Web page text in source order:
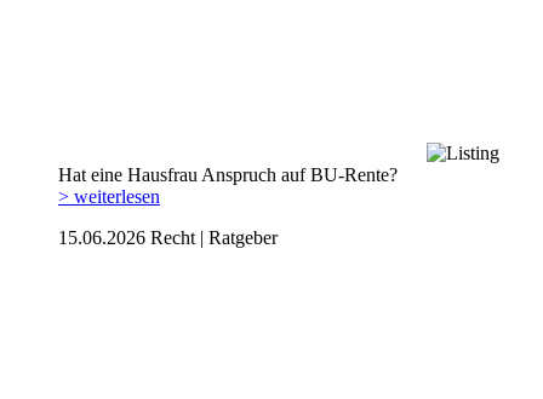
Hat eine Hausfrau Anspruch auf BU-Rente?
> weiterlesen
15.06.2026 Recht | Ratgeber